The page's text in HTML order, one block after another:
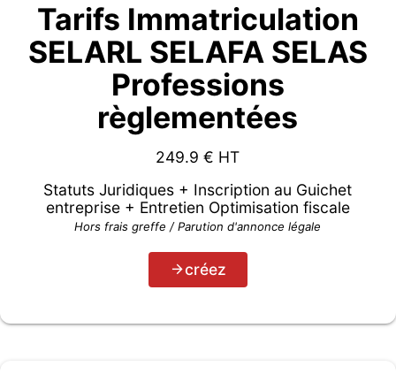
Tarifs Immatriculation
SELARL SELAFA SELAS
Professions
règlementées
249.9 € HT
Statuts Juridiques + Inscription au Guichet
entreprise + Entretien Optimisation fiscale
Hors frais greffe / Parution d'annonce légale
créez